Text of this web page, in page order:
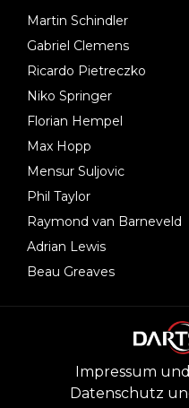
Martin Schindler
Gabriel Clemens
Ricardo Pietreczko
Niko Springer
Florian Hempel
Max Hopp
Mensur Suljovic
Phil Taylor
Raymond van Barneveld
Adrian Lewis
Beau Greaves
Impressum
Datenschutz